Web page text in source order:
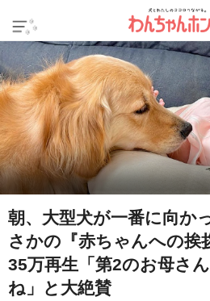
朝、大型犬が一番に向か
さかの『赤ちゃんへの挨
35万再生「第2のお母さ
ね」と大絶賛